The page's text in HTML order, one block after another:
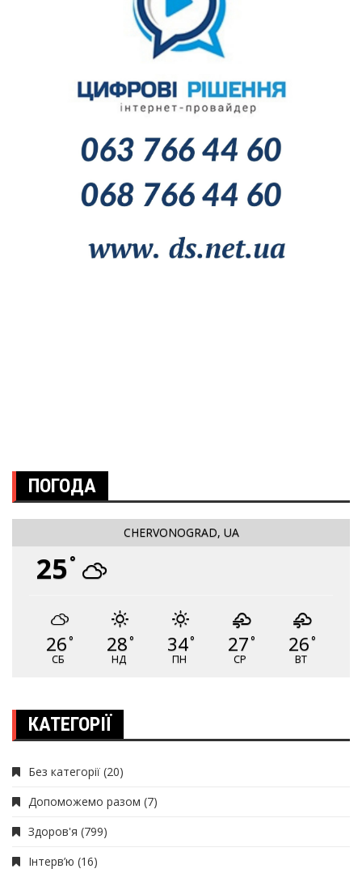
ПОГОДА
CHERVONOGRAD, UA
25°
26°
СБ
28°
НД
34°
ПН
27°
СР
26°
ВТ
КАТЕГОРІЇ
Без категорії (20)
Допоможемо разом (7)
Здоров'я (799)
Інтерв’ю (16)